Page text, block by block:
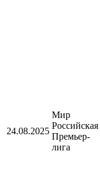
24.08.2025
Мир
Российская
Премьер-
лига